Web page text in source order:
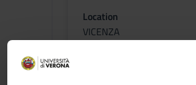
Location
VICENZA